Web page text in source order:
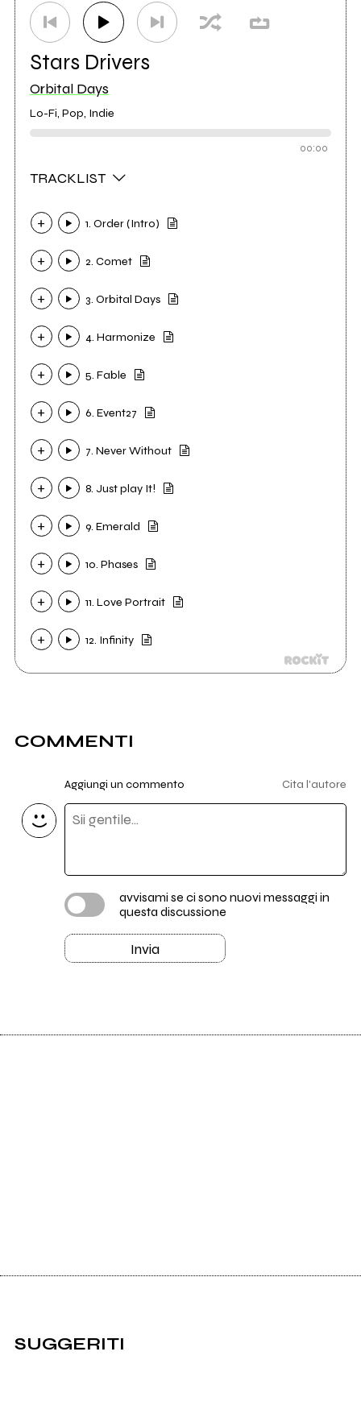
Stars Drivers
Orbital Days
Lo-Fi, Pop, Indie
00:00
TRACKLIST
1. Order (Intro)
2. Comet
3. Orbital Days
4. Harmonize
5. Fable
6. Event27
7. Never Without
8. Just play It!
9. Emerald
10. Phases
11. Love Portrait
12. Infinity
COMMENTI
Aggiungi un commento Cita l'autore
avvisami se ci sono nuovi messaggi in
questa discussione
Invia
SUGGERITI